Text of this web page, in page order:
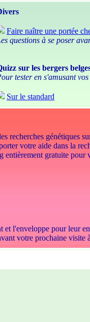
Faire naître une portée
questions à se poser
sur les bergers
tester en s'amusant
Sur le standard
recherches génétiques
votre aide dans la
gratuite pour
l'enveloppe pour leur
votre prochaine visite